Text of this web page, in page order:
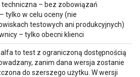
techniczna – bez zobowiązań
tylko w celu oceny (nie
testowych ani produkcyjnych)
– tylko obecni klienci
to test z ograniczoną dostępnością
zanim dana wersja zostanie
do szerszego użytku. W wersji